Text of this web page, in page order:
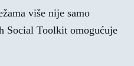
više nije samo
Social Toolkit omogućuje